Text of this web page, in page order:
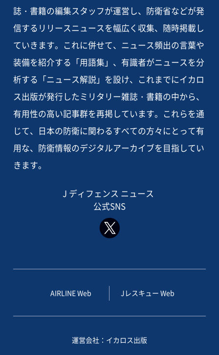
誌・書籍の編集スタッフが運営し、防衛省などが発
信するリリースニュースを幅広く収集、随時掲載し
ていきます。これに併せて、ニュース頻出の言葉や
装備を紹介する「用語集」、有識者がニュースを分
析する「ニュース解説」を設け、これまでにイカロ
ス出版が発行したミリタリー雑誌・書籍の中から、
有用性の高い記事群を再掲しています。これらを通
じて、日本の防衛に関わるすべての方々にとって有
用な、防衛情報のデジタルアーカイブを目指してい
きます。
J ディフェンス ニュース
公式SNS
AIRLINE Web Jレスキュー Web
運営会社：イカロス出版